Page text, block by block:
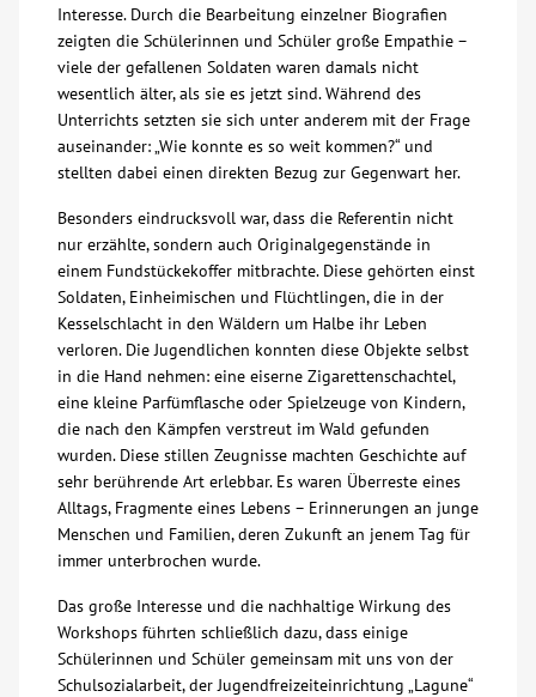
Karriere
Ausbildung
Suche
Kontakt
AWO BB Süd
Interesse. Durch die Bearbeitung einzelner Biografien
zeigten die Schülerinnen und Schüler große Empathie –
viele der gefallenen Soldaten waren damals nicht
wesentlich älter, als sie es jetzt sind. Während des
Unterrichts setzten sie sich unter anderem mit der Frage
auseinander: „Wie konnte es so weit kommen?“ und
stellten dabei einen direkten Bezug zur Gegenwart her.
Besonders eindrucksvoll war, dass die Referentin nicht
nur erzählte, sondern auch Originalgegenstände in
einem Fundstückekoffer mitbrachte. Diese gehörten einst
Soldaten, Einheimischen und Flüchtlingen, die in der
Kesselschlacht in den Wäldern um Halbe ihr Leben
verloren. Die Jugendlichen konnten diese Objekte selbst
in die Hand nehmen: eine eiserne Zigarettenschachtel,
eine kleine Parfümflasche oder Spielzeuge von Kindern,
die nach den Kämpfen verstreut im Wald gefunden
wurden. Diese stillen Zeugnisse machten Geschichte auf
sehr berührende Art erlebbar. Es waren Überreste eines
Alltags, Fragmente eines Lebens – Erinnerungen an junge
Menschen und Familien, deren Zukunft an jenem Tag für
immer unterbrochen wurde.
Das große Interesse und die nachhaltige Wirkung des
Workshops führten schließlich dazu, dass einige
Schülerinnen und Schüler gemeinsam mit uns von der
Schulsozialarbeit, der Jugendfreizeiteinrichtung „Lagune“